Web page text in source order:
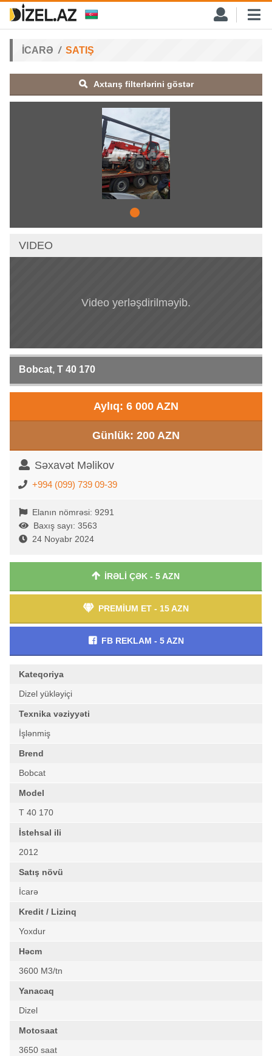
İCARƏ SATIŞ
Axtarış filterlərini göstər
VIDEO
Video yerləşdirilməyib.
Bobcat, T 40 170
Aylıq: 6 000 AZN
Günlük: 200 AZN
Səxavət Məlikov
+994 (099) 739 09-39
Elanın nömrəsi: 9291
Baxış sayı: 3563
24 Noyabr 2024
İRƏLİ ÇƏK - 5 AZN
PREMİUM ET - 15 AZN
FB REKLAM - 5 AZN
Kateqoriya
Dizel yükləyiçi
Texnika vəziyyəti
İşlənmiş
Brend
Bobcat
Model
T 40 170
İstehsal ili
2012
Satış növü
İcarə
Kredit / Lizinq
Yoxdur
Həcm
3600 M3/tn
Yanacaq
Dizel
Motosaat
3650 saat